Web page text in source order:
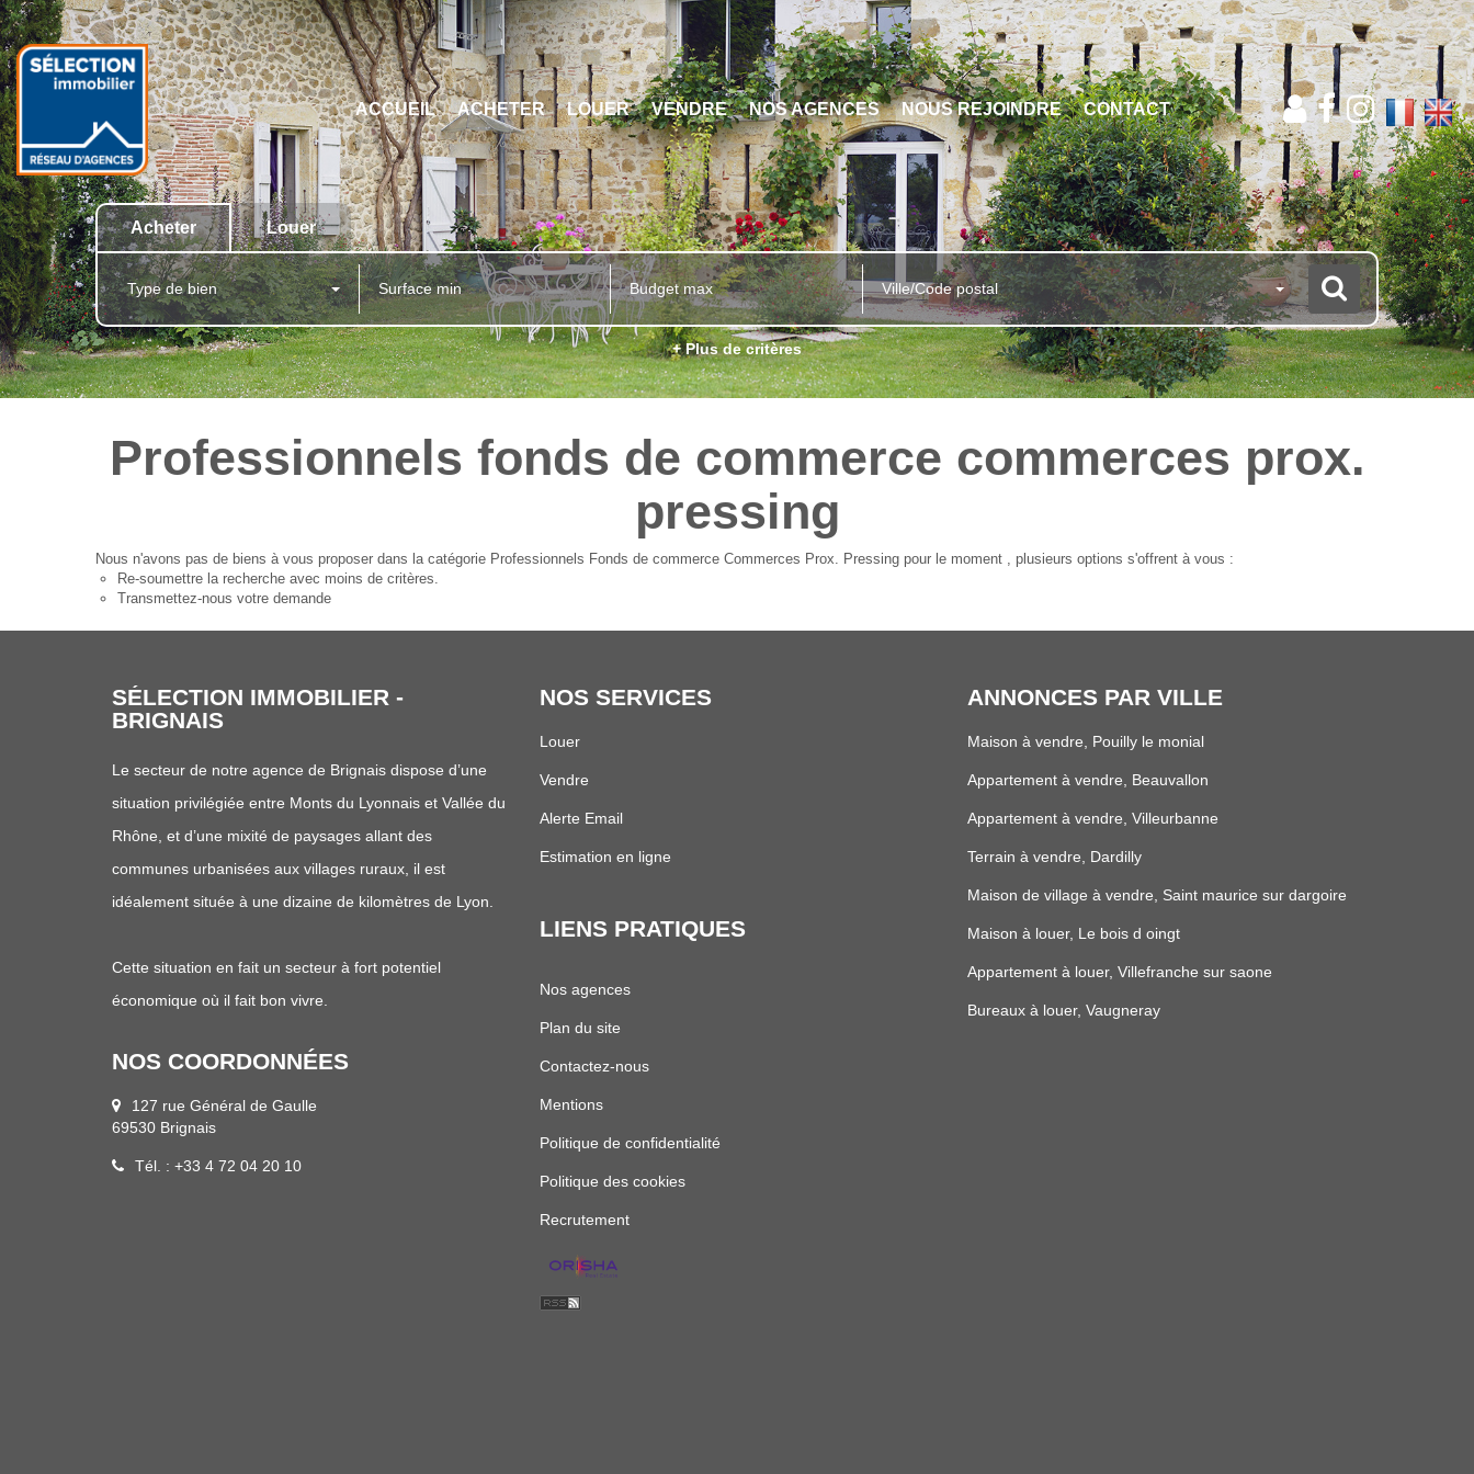
ACCUEIL ACHETER LOUER VENDRE NOS AGENCES NOUS REJOINDRE CONTACT
Acheter Louer
Type de bien Ville/Code postal
+ Plus de critères
Professionnels fonds de commerce commerces prox.
pressing
Nous n'avons pas de biens à vous proposer dans la catégorie Professionnels Fonds de commerce Commerces Prox. Pressing pour le moment , plusieurs options s'offrent à vous :
Re-soumettre la recherche avec moins de critères.
Transmettez-nous votre demande
SÉLECTION IMMOBILIER -
BRIGNAIS
Le secteur de notre agence de Brignais dispose d’une
situation privilégiée entre Monts du Lyonnais et Vallée du
Rhône, et d’une mixité de paysages allant des
communes urbanisées aux villages ruraux, il est
idéalement située à une dizaine de kilomètres de Lyon.
Cette situation en fait un secteur à fort potentiel
économique où il fait bon vivre.
NOS COORDONNÉES
127 rue Général de Gaulle
69530 Brignais
Tél. : +33 4 72 04 20 10
NOS SERVICES
Louer
Vendre
Alerte Email
Estimation en ligne
LIENS PRATIQUES
Nos agences
Plan du site
Contactez-nous
Mentions
Politique de confidentialité
Politique des cookies
Recrutement
ANNONCES PAR VILLE
Maison à vendre, Pouilly le monial
Appartement à vendre, Beauvallon
Appartement à vendre, Villeurbanne
Terrain à vendre, Dardilly
Maison de village à vendre, Saint maurice sur dargoire
Maison à louer, Le bois d oingt
Appartement à louer, Villefranche sur saone
Bureaux à louer, Vaugneray